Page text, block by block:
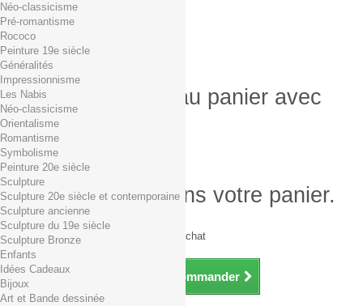
0,01€ dès 29€ d'achat
0,00 € Total
Commander
Produit ajouté au panier avec
succès
Quantité
Total
Il y a 1 produit dans votre panier.
Total produits TTC
Frais de port TTC
0,01€ dès 29€ d'achat
Total TTC
Continuer mes achats Commander
Néo-classicisme
Pré-romantisme
Rococo
Peinture 19e siècle
Généralités
Impressionnisme
Les Nabis
Néo-classicisme
Orientalisme
Romantisme
Symbolisme
Peinture 20e siècle
Sculpture
Sculpture 20e siècle et contemporaine
Sculpture ancienne
Sculpture du 19e siècle
Sculpture Bronze
Enfants
Idées Cadeaux
Bijoux
Art et Bande dessinée